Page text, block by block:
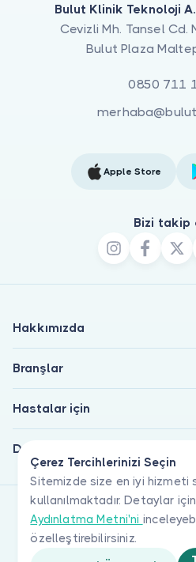
Çerez Tercihlerinizi Seçin
Sitemizde size en iyi hizmeti
kullanılmaktadır. Detaylar için
Aydınlatma Metni'ni
özelleştirebilirsiniz.
Bulut Klinik Teknoloji
Cevizli Mh. Tansel Cd.
Bulut Plaza
0850 711
Apple Store
Bizi takip
Hakkımızda
Branşlar
Hastalar için
Doktorlar için